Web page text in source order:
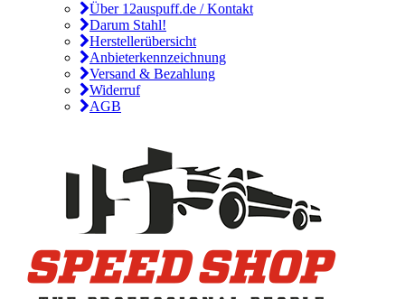
Über 12auspuff.de / Kontakt
Darum Stahl!
Herstellerübersicht
Anbieterkennzeichnung
Versand & Bezahlung
Widerruf
AGB